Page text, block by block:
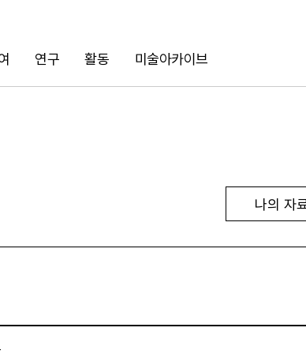
연구 활동 미술아카이브
나의 자